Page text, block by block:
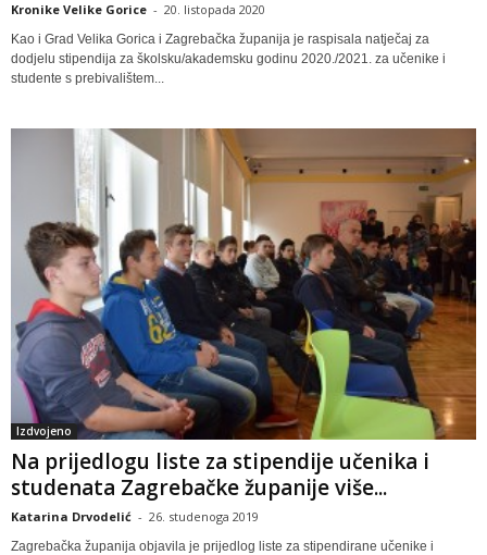
Kronike Velike Gorice - 20. listopada 2020
Kao i Grad Velika Gorica i Zagrebačka županija je raspisala natječaj za
dodjelu stipendija za školsku/akademsku godinu 2020./2021. za učenike i
studente s prebivalištem...
Izdvojeno
Na prijedlogu liste za stipendije učenika i
studenata Zagrebačke županije više...
Katarina Drvodelić - 26. studenoga 2019
Zagrebačka županija objavila je prijedlog liste za stipendirane učenike i